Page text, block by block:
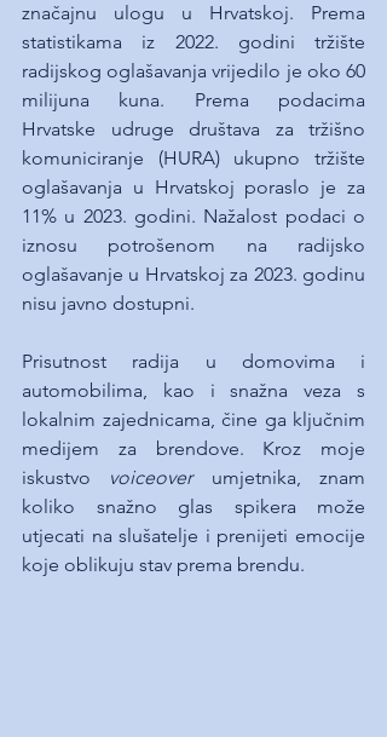
značajnu ulogu u Hrvatskoj. Prema
statistikama iz 2022. godini tržište
radijskog oglašavanja vrijedilo je oko 60
milijuna kuna. Prema podacima
Hrvatske udruge društava za tržišno
komuniciranje (HURA) ukupno tržište
oglašavanja u Hrvatskoj poraslo je za
11% u 2023. godini. Nažalost podaci o
iznosu potrošenom na radijsko
oglašavanje u Hrvatskoj za 2023. godinu
nisu javno dostupni.
Prisutnost radija u domovima i
automobilima, kao i snažna veza s
lokalnim zajednicama, čine ga ključnim
medijem za brendove. Kroz moje
iskustvo voiceover umjetnika, znam
koliko snažno glas spikera može
utjecati na slušatelje i prenijeti emocije
koje oblikuju stav prema brendu.